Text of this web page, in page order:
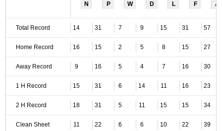
N P W D L F A
Total Record 14 31 7 9 15 31 57
Home Record 16 15 2 5 8 15 27
Away Record 9 16 5 4 7 16 30
1 H Record 15 31 6 14 11 16 23
2 H Record 18 31 5 11 15 15 34
Clean Sheet 11 22 6 6 10 22 39